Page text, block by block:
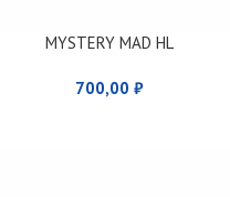
MYSTERY MAD HL
700,00 ₽